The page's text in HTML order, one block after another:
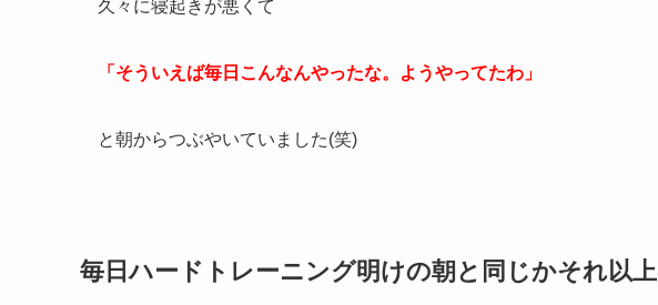
久々に寝起きが悪くて
「そういえば毎日こんなんやったな。ようやってたわ」
と朝からつぶやいていました(笑)
毎日ハードトレーニング明けの朝と同じかそれ以上